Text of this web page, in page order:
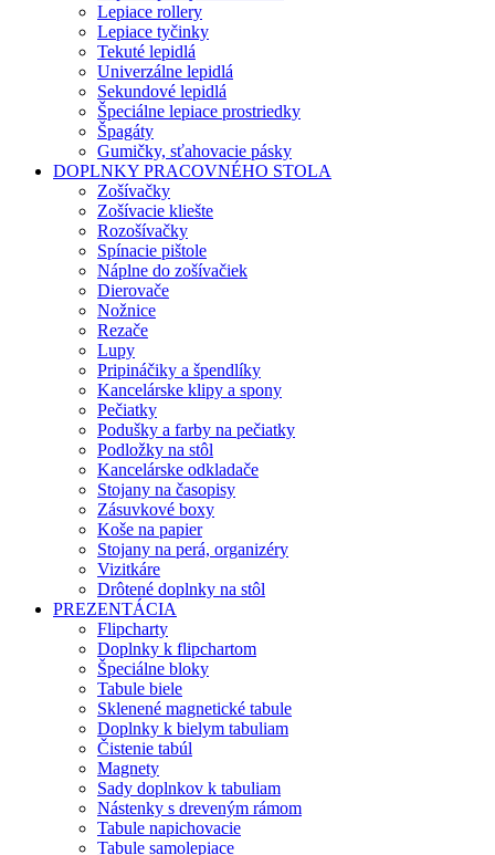
Lepiace rollery
Lepiace tyčinky
Tekuté lepidlá
Univerzálne lepidlá
Sekundové lepidlá
Špeciálne lepiace prostriedky
Špagáty
Gumičky, sťahovacie pásky
DOPLNKY PRACOVNÉHO STOLA
Zošívačky
Zošívacie kliešte
Rozošívačky
Spínacie pištole
Náplne do zošívačiek
Dierovače
Nožnice
Rezače
Lupy
Pripináčiky a špendlíky
Kancelárske klipy a spony
Pečiatky
Podušky a farby na pečiatky
Podložky na stôl
Kancelárske odkladače
Stojany na časopisy
Zásuvkové boxy
Koše na papier
Stojany na perá, organizéry
Vizitkáre
Drôtené doplnky na stôl
PREZENTÁCIA
Flipcharty
Doplnky k flipchartom
Špeciálne bloky
Tabule biele
Sklenené magnetické tabule
Doplnky k bielym tabuliam
Čistenie tabúl
Magnety
Sady doplnkov k tabuliam
Nástenky s dreveným rámom
Tabule napichovacie
Tabule samolepiace